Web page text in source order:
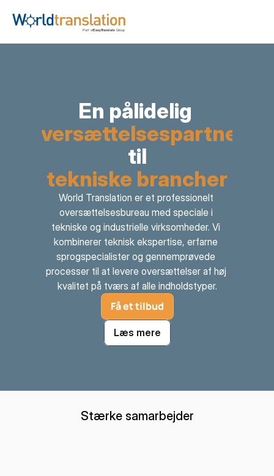
En pålidelig
oversættelsespartner
til
tekniske brancher
World Translation er et professionelt
oversættelsesbureau med speciale i
tekniske og industrielle virksomheder. Vi
kombinerer teknisk ekspertise, erfarne
sprogspecialister og gennemprøvede
processer til at levere oversættelser af høj
kvalitet på tværs af alle indholdstyper.
Få et tilbud
Læs mere
Stærke samarbejder